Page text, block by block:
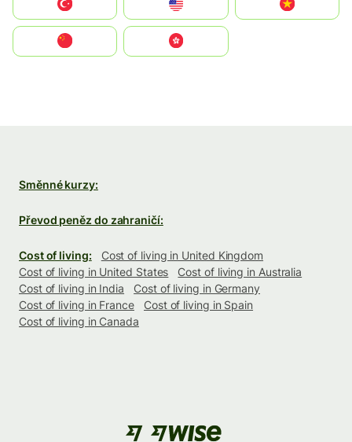
United States
中國香港特別行政區
Směnné kurzy:
Převod peněz do zahraničí:
Cost of living:
Cost of living in United Kingdom
Cost of living in United States
Cost of living in Australia
Cost of living in India
Cost of living in Germany
Cost of living in France
Cost of living in Spain
Cost of living in Canada